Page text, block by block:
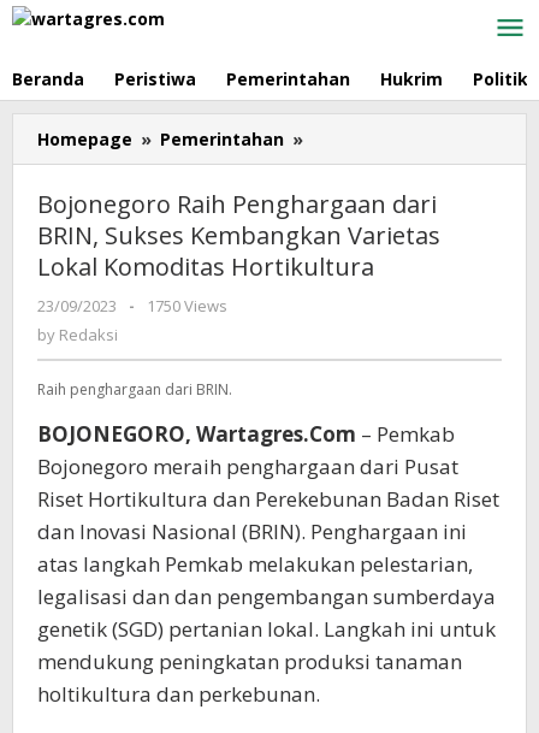
Skip
Beranda Peristiwa Pemerintahan Hukrim Politik
Homepage » Pemerintahan »
Raih
Penghargaan
dari
BRIN,
Sukses
Komoditas
Bojonegoro Raih Penghargaan dari
BRIN, Sukses Kembangkan Varietas
Lokal Komoditas Hortikultura
23/09/2023
by
-
1750 Views
by Redaksi
Raih penghargaan dari BRIN.
BOJONEGORO, Wartagres.Com – Pemkab
Bojonegoro meraih penghargaan dari Pusat
Riset Hortikultura dan Perekebunan Badan Riset
dan Inovasi Nasional (BRIN). Penghargaan ini
atas langkah Pemkab melakukan pelestarian,
legalisasi dan dan pengembangan sumberdaya
genetik (SGD) pertanian lokal. Langkah ini untuk
mendukung peningkatan produksi tanaman
holtikultura dan perkebunan.